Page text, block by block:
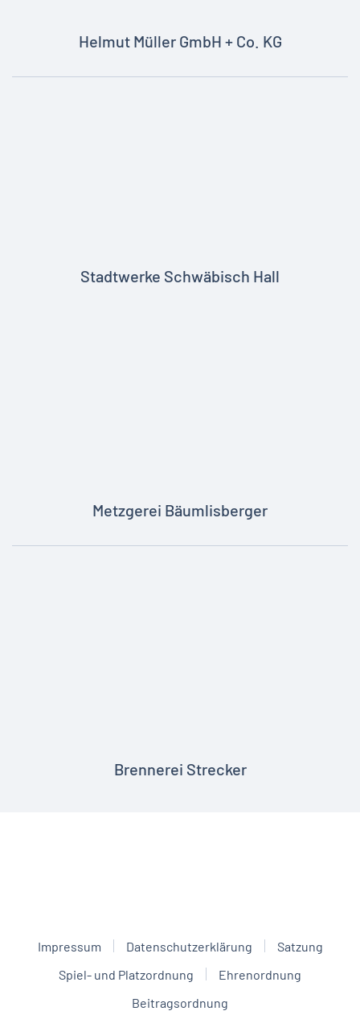
Helmut Müller GmbH + Co. KG
Stadtwerke Schwäbisch Hall
Metzgerei Bäumlisberger
Brennerei Strecker
Impressum Datenschutzerklärung
Satzung
Spiel- und Platzordnung
Ehrenordnung
Beitragsordnung